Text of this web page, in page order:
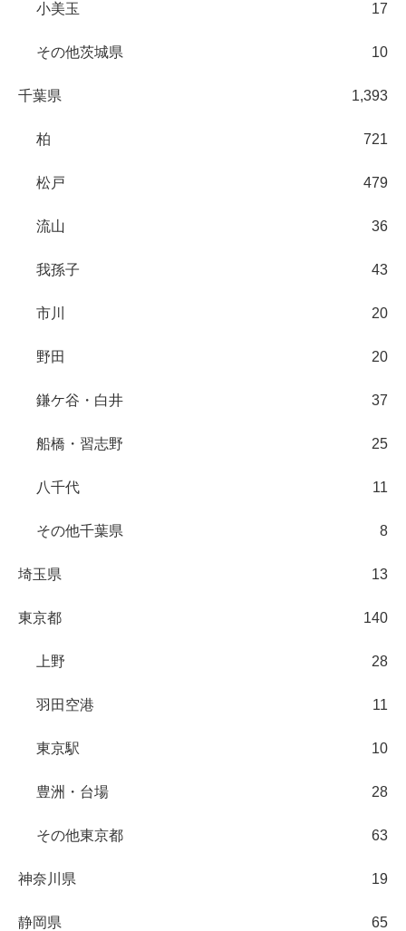
小美玉 17
その他茨城県 10
千葉県 1,393
柏 721
松戸 479
流山 36
我孫子 43
市川 20
野田 20
鎌ケ谷・白井 37
船橋・習志野 25
八千代 11
その他千葉県 8
埼玉県 13
東京都 140
上野 28
羽田空港 11
東京駅 10
豊洲・台場 28
その他東京都 63
神奈川県 19
静岡県 65